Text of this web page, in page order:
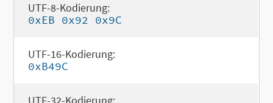
UTF-8-Kodierung:
0xEB 0x92 0x9C
UTF-16-Kodierung:
0xB49C